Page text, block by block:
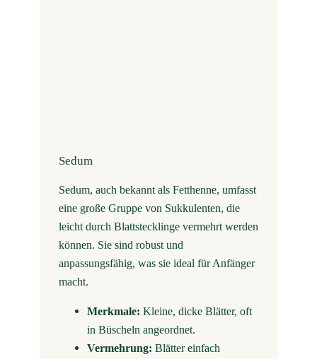
Sedum
Sedum, auch bekannt als Fetthenne, umfasst
eine große Gruppe von Sukkulenten, die
leicht durch Blattstecklinge vermehrt werden
können. Sie sind robust und
anpassungsfähig, was sie ideal für Anfänger
macht.
Merkmale: Kleine, dicke Blätter, oft
in Büscheln angeordnet.
Vermehrung: Blätter einfach